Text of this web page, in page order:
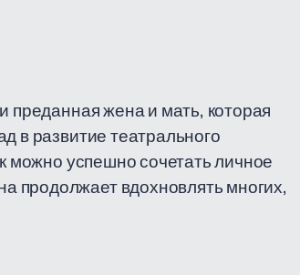
преданная жена и мать, которая
в развитие театрального
можно успешно сочетать личное
продолжает вдохновлять многих,